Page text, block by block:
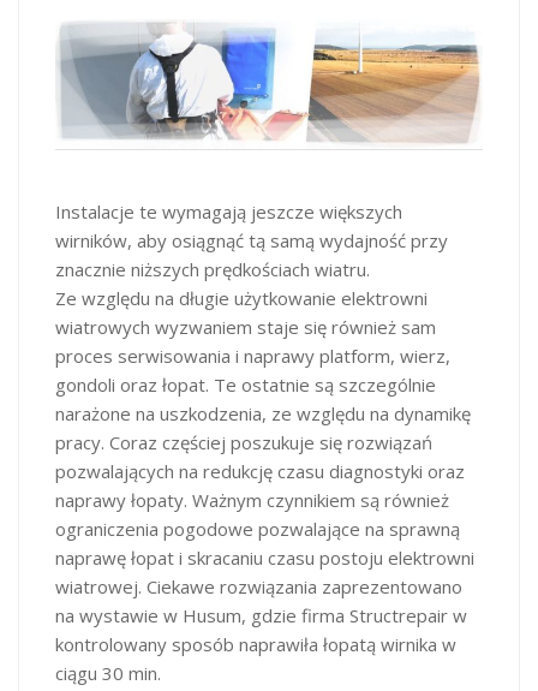
Instalacje te wymagają jeszcze większych
wirników, aby osiągnąć tą samą wydajność przy
znacznie niższych prędkościach wiatru.
Ze względu na długie użytkowanie elektrowni
wiatrowych wyzwaniem staje się również sam
proces serwisowania i naprawy platform, wierz,
gondoli oraz łopat. Te ostatnie są szczególnie
narażone na uszkodzenia, ze względu na dynamikę
pracy. Coraz częściej poszukuje się rozwiązań
pozwalających na redukcję czasu diagnostyki oraz
naprawy łopaty. Ważnym czynnikiem są również
ograniczenia pogodowe pozwalające na sprawną
naprawę łopat i skracaniu czasu postoju elektrowni
wiatrowej. Ciekawe rozwiązania zaprezentowano
na wystawie w Husum, gdzie firma Structrepair w
kontrolowany sposób naprawiła łopatą wirnika w
ciągu 30 min.